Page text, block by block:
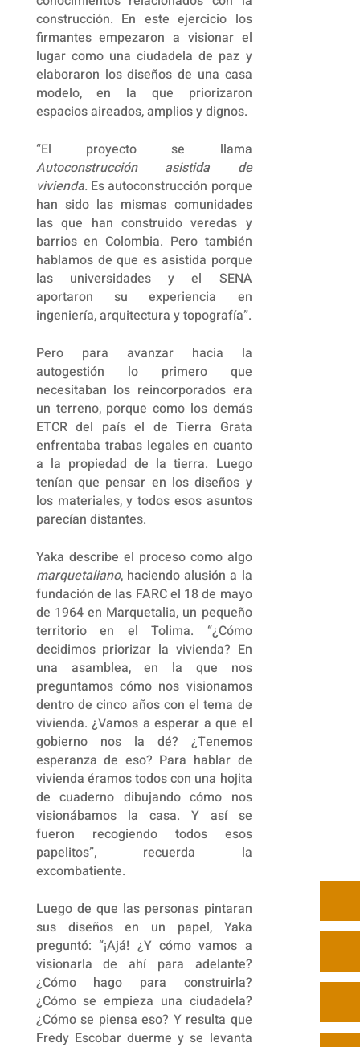
construcción. En este ejercicio los
firmantes empezaron a visionar el
lugar como una ciudadela de paz y
elaboraron los diseños de una casa
modelo, en la que priorizaron
espacios aireados, amplios y dignos.
“El proyecto se llama
Autoconstrucción asistida de
vivienda.Es autoconstrucción porque
han sido las mismas comunidades
las que han construido veredas y
barrios en Colombia. Pero también
hablamos de que es asistida porque
las universidades y el SENA
aportaron su experiencia en
ingeniería, arquitectura y topografía”.
Pero para avanzar hacia la
autogestión lo primero que
necesitaban los reincorporados era
un terreno, porque como los demás
ETCR del país el de Tierra Grata
enfrentaba trabas legales en cuanto
a la propiedad de la tierra. Luego
tenían que pensar en los diseños y
los materiales, y todos esos asuntos
parecían distantes.
Yaka describe el proceso como algo
marquetaliano, haciendo alusión a la
fundación de las FARC el 18 de mayo
de 1964 en Marquetalia, un pequeño
territorio en el Tolima. “¿Cómo
decidimos priorizar la vivienda? En
una asamblea, en la que nos
preguntamos cómo nos visionamos
dentro de cinco años con el tema de
vivienda. ¿Vamos a esperar a que el
gobierno nos la dé? ¿Tenemos
esperanza de eso? Para hablar de
vivienda éramos todos con una hojita
de cuaderno dibujando cómo nos
visionábamos la casa. Y así se
fueron recogiendo todos esos
papelitos”, recuerda la
excombatiente.
Luego de que las personas pintaran
sus diseños en un papel, Yaka
preguntó: “¡Ajá! ¿Y cómo vamos a
visionarla de ahí para adelante?
¿Cómo hago para construirla?
¿Cómo se empieza una ciudadela?
¿Cómo se piensa eso? Y resulta que
Fredy Escobar duerme y se levanta